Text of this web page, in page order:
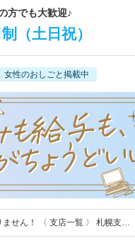
方でも大歓迎♪
（土日祝）
女性のおしごと掲載中
ません！ 〈 支店一覧 〉 札幌支…